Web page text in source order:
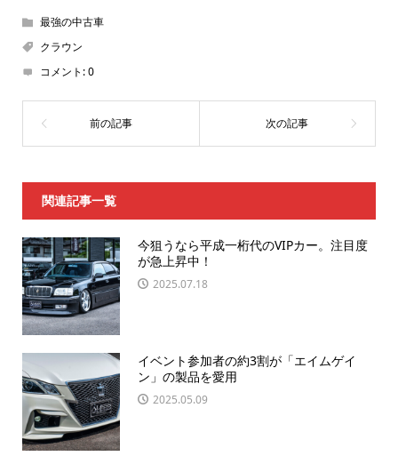
最強の中古車
クラウン
コメント:0
関連記事一覧
今狙うなら平成一桁代のVIPカー。注目度
が急上昇中！
2025.07.18
イベント参加者の約3割が「エイムゲイ
ン」の製品を愛用
2025.05.09